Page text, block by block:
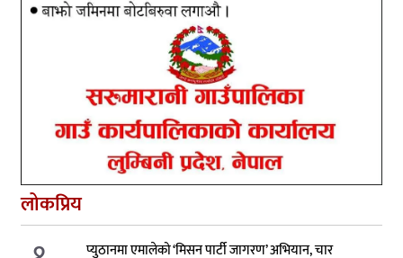
लोकप्रिय
प्युठानमा एमालेको ‘मिसन पार्टी जागरण’ अभियान, चार